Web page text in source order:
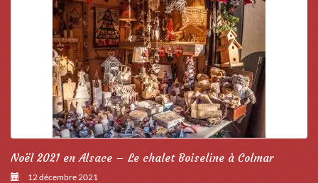
Noël 2021 en Alsace – Le chalet Boiseline à Colmar
12 décembre 2021